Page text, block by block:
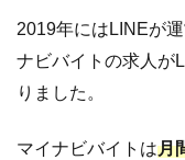
2019年にはLINEが
ナビバイトの求人が
りました。
マイナビバイトは月